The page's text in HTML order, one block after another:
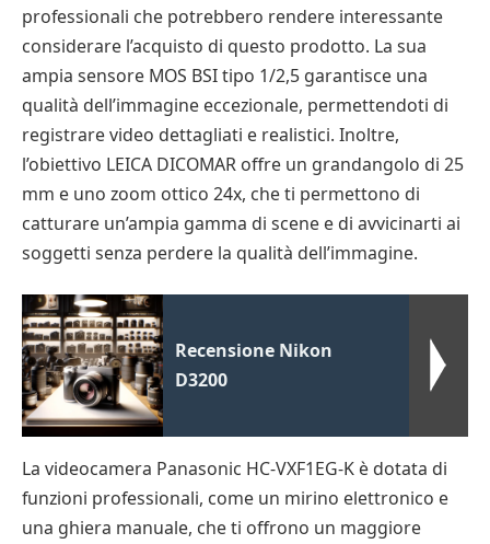
professionali che potrebbero rendere interessante
considerare l’acquisto di questo prodotto. La sua
ampia sensore MOS BSI tipo 1/2,5 garantisce una
qualità dell’immagine eccezionale, permettendoti di
registrare video dettagliati e realistici. Inoltre,
l’obiettivo LEICA DICOMAR offre un grandangolo di 25
mm e uno zoom ottico 24x, che ti permettono di
catturare un’ampia gamma di scene e di avvicinarti ai
soggetti senza perdere la qualità dell’immagine.
Recensione Nikon
D3200
La videocamera Panasonic HC-VXF1EG-K è dotata di
funzioni professionali, come un mirino elettronico e
una ghiera manuale, che ti offrono un maggiore